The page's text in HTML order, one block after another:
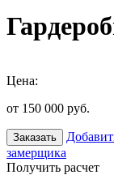
Цена:
от 150 000 руб.
Заказать
замерщика
Получить расчет